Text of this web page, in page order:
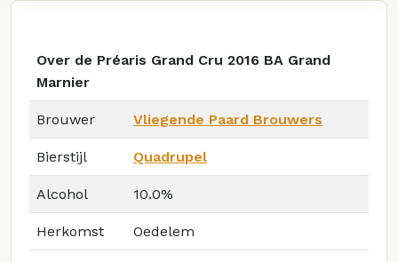
Over de Préaris Grand Cru 2016 BA Grand
Marnier
Brouwer Vliegende Paard Brouwers
Bierstijl Quadrupel
Alcohol 10.0%
Herkomst Oedelem